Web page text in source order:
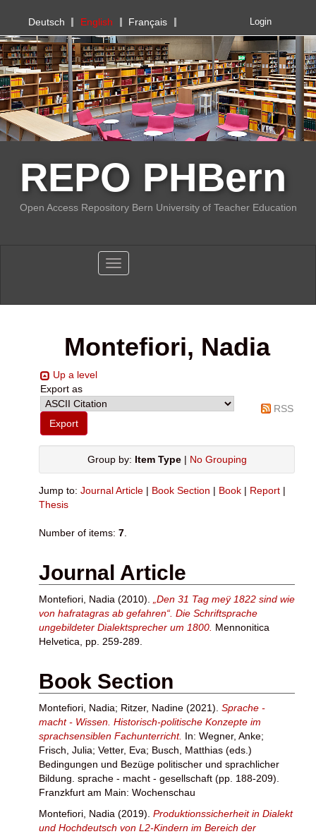
PHBern
Deutsch English Français Login
REPO PHBern
Open Access Repository Bern University of Teacher Education
Toggle navigation
Montefiori, Nadia
Up a level
Export as
RSS
Group by: Item Type| No Grouping
Jump to: Journal Article | Book Section | Book | Report |
Thesis
Number of items: 7
Journal Article
Montefiori, Nadia (2010).
„Den 31 Tag meÿ 1822 sind wie
von hafratagras ab gefahren“. Die Schriftsprache
ungebildeter Dialektsprecher um 1800. Mennonitica
Helvetica, pp. 259-289.
Book Section
Montefiori, Nadia; Ritzer, Nadine (2021). Sprache -
macht - Wissen. Historisch-politische Konzepte im
sprachsensiblen Fachunterricht. In: Wegner, Anke;
Frisch, Julia; Vetter, Eva; Busch, Matthias (eds.)
Bedingungen und Bezüge politischer und sprachlicher
Bildung. sprache - macht - gesellschaft (pp. 188-209).
Franzkfurt am Main: Wochenschau
Montefiori, Nadia (2019). Produktionssicherheit in Dialekt
und Hochdeutsch von L2-Kindern im Bereich der